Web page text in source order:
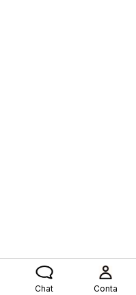
Chat Conta